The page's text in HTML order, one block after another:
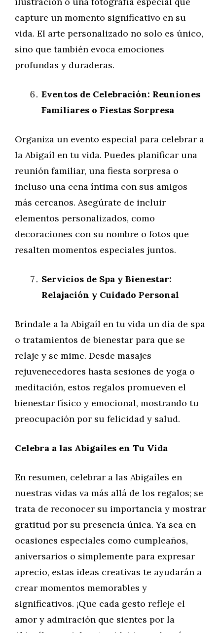
capture un momento significativo en su
vida. El arte personalizado no solo es único,
sino que también evoca emociones
profundas y duraderas.
Eventos de Celebración: Reuniones
Familiares o Fiestas Sorpresa
Organiza un evento especial para celebrar a
la Abigaíl en tu vida. Puedes planificar una
reunión familiar, una fiesta sorpresa o
incluso una cena íntima con sus amigos
más cercanos. Asegúrate de incluir
elementos personalizados, como
decoraciones con su nombre o fotos que
resalten momentos especiales juntos.
Servicios de Spa y Bienestar:
Relajación y Cuidado Personal
Bríndale a la Abigaíl en tu vida un día de spa
o tratamientos de bienestar para que se
relaje y se mime. Desde masajes
rejuvenecedores hasta sesiones de yoga o
meditación, estos regalos promueven el
bienestar físico y emocional, mostrando tu
preocupación por su felicidad y salud.
Celebra a las Abigaíles en Tu Vida
En resumen, celebrar a las Abigaíles en
nuestras vidas va más allá de los regalos; se
trata de reconocer su importancia y mostrar
gratitud por su presencia única. Ya sea en
ocasiones especiales como cumpleaños,
aniversarios o simplemente para expresar
aprecio, estas ideas creativas te ayudarán a
crear momentos memorables y
significativos. ¡Que cada gesto refleje el
amor y admiración que sientes por la